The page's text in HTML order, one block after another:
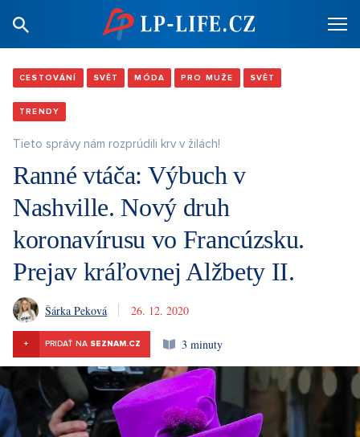
CESTOVÁNÍ SVĚT MÓDA PRO MUŽE SVĚT
TRENDY
Tieto správy nám rozprúdili krv v žilách!
Ranné vtáča: Výbuch v
Nashville. Nový druh
koronavírusu vo Francúzsku.
Prejav kráľovnej Alžbety II.
Šárka Peková 26. 12. 2020
+ PRIDAŤ NA SEZNAM.CZ 3 minuty